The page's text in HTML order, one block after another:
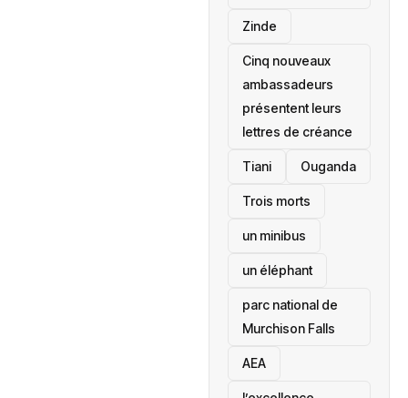
Zinde
Cinq nouveaux
ambassadeurs
présentent leurs
lettres de créance
Tiani ‎Ouganda
Trois morts
un minibus
un éléphant
parc national de
Murchison Falls
AEA